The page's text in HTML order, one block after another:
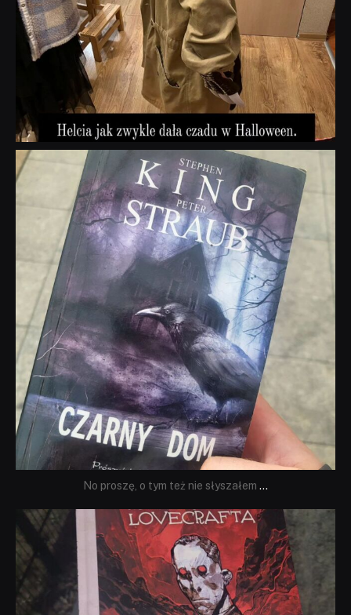
dobryhorror
Wrz 23
No proszę, o tym też nie słyszałem ...
dobryhorror
Wrz 19